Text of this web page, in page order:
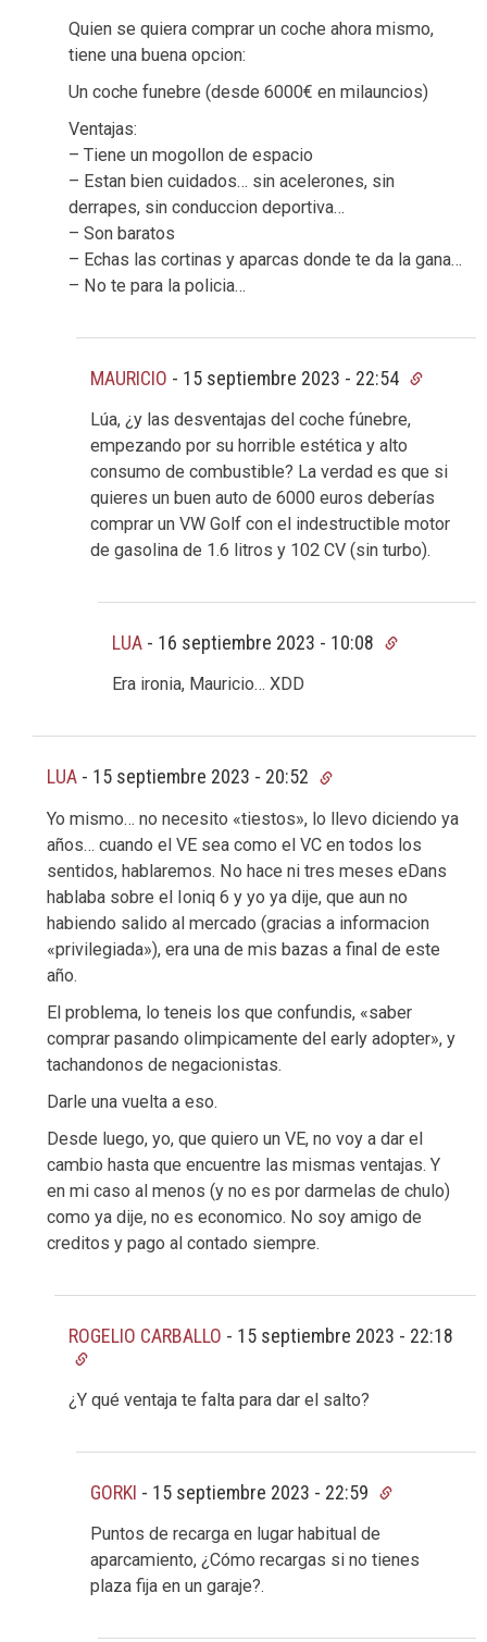
Quien se quiera comprar un coche ahora mismo,
tiene una buena opcion:
Un coche funebre (desde 6000€ en milauncios)
Ventajas:
– Tiene un mogollon de espacio
– Estan bien cuidados… sin acelerones, sin
derrapes, sin conduccion deportiva…
– Son baratos
– Echas las cortinas y aparcas donde te da la gana…
– No te para la policia…
MAURICIO - 15 septiembre 2023 - 22:54
Lúa, ¿y las desventajas del coche fúnebre,
empezando por su horrible estética y alto
consumo de combustible? La verdad es que si
quieres un buen auto de 6000 euros deberías
comprar un VW Golf con el indestructible motor
de gasolina de 1.6 litros y 102 CV (sin turbo).
LUA - 16 septiembre 2023 - 10:08
Era ironia, Mauricio… XDD
LUA - 15 septiembre 2023 - 20:52
Yo mismo… no necesito «tiestos», lo llevo diciendo ya
años… cuando el VE sea como el VC en todos los
sentidos, hablaremos. No hace ni tres meses eDans
hablaba sobre el Ioniq 6 y yo ya dije, que aun no
habiendo salido al mercado (gracias a informacion
«privilegiada»), era una de mis bazas a final de este
año.
El problema, lo teneis los que confundis, «saber
comprar pasando olimpicamente del early adopter», y
tachandonos de negacionistas.
Darle una vuelta a eso.
Desde luego, yo, que quiero un VE, no voy a dar el
cambio hasta que encuentre las mismas ventajas. Y
en mi caso al menos (y no es por darmelas de chulo)
como ya dije, no es economico. No soy amigo de
creditos y pago al contado siempre.
ROGELIO CARBALLO - 15 septiembre 2023 - 22:18
¿Y qué ventaja te falta para dar el salto?
GORKI - 15 septiembre 2023 - 22:59
Puntos de recarga en lugar habitual de
aparcamiento, ¿Cómo recargas si no tienes
plaza fija en un garaje?.